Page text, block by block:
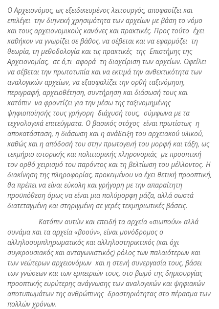
Ο Αρχειονόμος, ως εξειδικευμένος λειτουργός, αποφασίζει και
επιλέγει την διηνεκή χρησιμότητα των αρχείων με βάση το νόμο
και τους αρχειονομικούς κανόνες και πρακτικές. Προς τούτο έχει
καθήκον να γνωρίζει σε βάθος, να σέβεται και να εφαρμόζει τη
θεωρία, τη μεθοδολογία και τις πρακτικές της Επιστήμης της
Αρχειονομίας, σε ό,τι αφορά τη διαχείριση των αρχείων. Οφείλει
να σέβεται την πρωτοτυπία και να εκτιμά την ανθεκτικότητα των
αναλογικών αρχείων, να εξασφαλίζει την ορθή ταξινόμηση,
περιγραφή, αρχειοθέτηση, συντήρηση και διάσωσή τους και
κατόπιν να φροντίζει για την μέσω της ταξινομημένης
ψηφιοποίησής τους γρήγορη διάχυσή τους, σύμφωνα με τα
τεχνολογικά επιτεύγματα. Ο βασικός στόχος είναι πρωτίστως η
αποκατάσταση, η διάσωση και η ανάδειξη του αρχειακού υλικού,
καθώς και η απόδοσή του στην πρωτογενή του μορφή και τάξη, ως
τεκμήριο ιστορικής και πολιτισμικής κληρονομιάς με προοπτική
τον ορθό χειρισμό του παρόντος και τη βελτίωση του μέλλοντος. Η
διακίνηση της πληροφορίας, προκειμένου να έχει θετική προοπτική,
θα πρέπει να είναι εύκολη και γρήγορη με την απαραίτητη
προϋπόθεση όμως να είναι μια πολύμορφη μάζα, αλλά σωστά
διατεταγμένη και στηριγμένη σε γερές τεκμηριωτικές βάσεις.
Κατόπιν αυτών και επειδή τα αρχεία «σιωπούν» αλλά
συνάμα και τα αρχεία «βοούν», είναι μονόδρομος ο
αλληλοσυμπληρωματικός και αλληλοστηρικτικός (και όχι
συγκρουσιακός και ανταγωνιστικός) ρόλος των παλαιότερων και
των νεώτερων αρχειονόμων και η στενή συνεργασία τους, βάσει
των γνώσεων και των εμπειριών τους, στο βωμό της δημιουργίας
προοπτικής ευρύτερης ανάγνωσης των αναλογικών και ψηφιακών
αποτυπωμάτων της ανθρώπινης δραστηριότητας στο πέρασμα των
πολλών χρόνων.